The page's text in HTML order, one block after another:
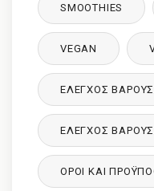
SMOOTHIES
VEGAN
ΈΛΕΓΧΟΣ
ΈΛΕΓΧΟΣ
ΌΡΟΙ ΚΑΙ